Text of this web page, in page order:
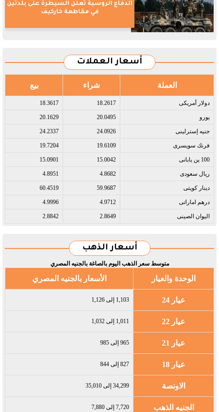
الدفاع الروسية تعلن السيطرة على بلدتين
في مقاطعة خاركيف
أسعار العملات
العملة شراء بيع
دولار أمريكى​ 18.2617
18.3617
يورو​ 20.0495
20.1629
جنيه إسترلينى​ 24.0926
24.2337
فرنك سويسرى​ 19.6109
19.7204
100 ين يابانى​ 15.0042
15.0901
ريال سعودى​ 4.8682
4.8951
دينار كويتى​ 59.9687
60.4519
درهم اماراتى​ 4.9712
4.9996
اليوان الصينى​ 2.8649
2.8842
أسعار الذهب
متوسط سعر الذهب اليوم بالصاغة بالجنيه المصري
الوحدة والعيار الأسعار بالجنيه المصري
عيار 24 1,103 إلى 1,126
عيار 22 1,011 إلى 1,032
عيار 21 965 إلى 985
عيار 18 827 إلى 844
الاونصة 34,299 إلى 35,010
الجنيه الذهب 7,720 إلى 7,880